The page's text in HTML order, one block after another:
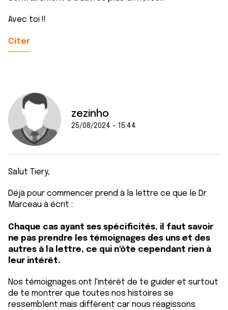
Avec toi !!
Citer
zezinho
25/08/2024 - 15:44
Salut Tiery,
Déjà pour commencer prend à la lettre ce que le Dr
Marceau à écrit :
Chaque cas ayant ses spécificités, il faut savoir
ne pas prendre les témoignages des uns et des
autres à la lettre, ce qui n'ôte cependant rien à
leur intérêt.
Nos témoignages ont l'intérêt de te guider et surtout
de te montrer que toutes nos histoires se
ressemblent mais diffèrent car nous réagissons